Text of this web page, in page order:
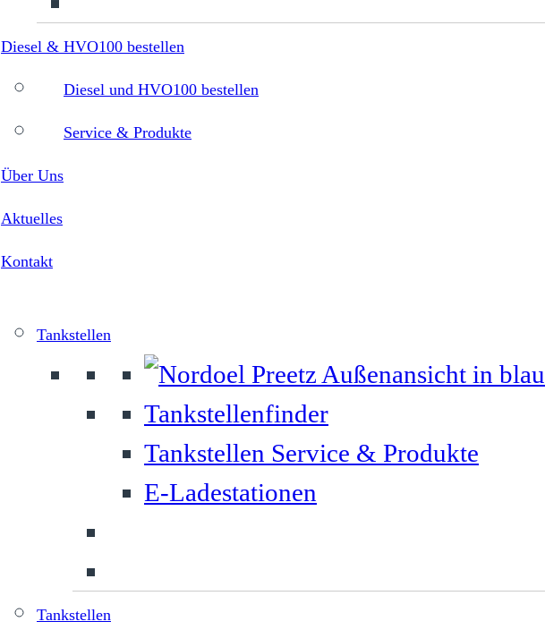
Diesel & HVO100 bestellen
Diesel und HVO100 bestellen
Service & Produkte
Über Uns
Aktuelles
Kontakt
Tankstellen
Tankstellenfinder
Tankstellen Service & Produkte
E-Ladestationen
Tankstellen